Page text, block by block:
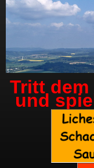
Tritt dem
und